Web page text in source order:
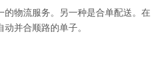
物流服务。另一种是合单配送。在
并合顺路的单子。